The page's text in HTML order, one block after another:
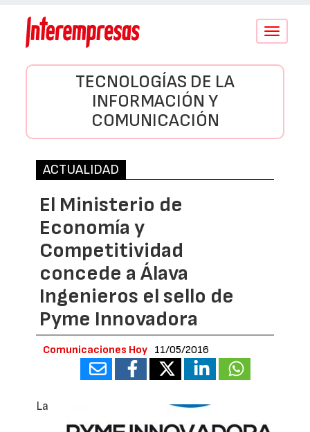
Conmutar
TECNOLOGÍAS DE LA
INFORMACIÓN Y
COMUNICACIÓN
ACTUALIDAD
El Ministerio de
Economía y
Competitividad
concede a Álava
Ingenieros el sello de
Pyme Innovadora
Comunicaciones Hoy 11/05/2016
La